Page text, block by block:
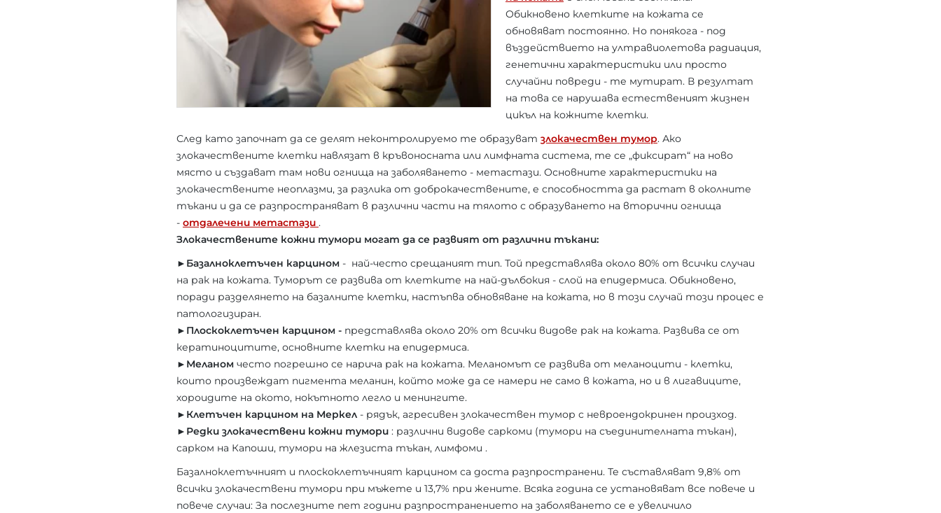
Обикновено клетките на кожата се
обновяват постоянно. Но понякога - под
въздействието на ултравиолетова радиация,
генетични характеристики или просто
случайни повреди - те мутират. В резултат
на това се нарушава естественият жизнен
цикъл на кожните клетки.
След като започнат да се делят неконтролируемо те образуват злокачествен тумор. Ако
злокачествените клетки навлязат в кръвоносната или лимфната система, те се „фиксират“ на ново
място и създават там нови огнища на заболяването - метастази. Основните характеристики на
злокачествените неоплазми, за разлика от доброкачествените, е способността да растат в околните
тъкани и да се разпространяват в различни части на тялото с образуването на вторични огнища
- отдалечени метастази .
Злокачествените кожни тумори могат да се развият от различни тъкани:
►Базалноклетъчен карцином - най-често срещаният тип. Той представлява около 80% от всички случаи
на рак на кожата. Туморът се развива от клетките на най-дълбокия - слой на епидермиса. Обикновено,
поради разделянето на базалните клетки, настъпва обновяване на кожата, но в този случай този процес е
патологизиран.
►Плоскоклетъчен карцином - представлява около 20% от всички видове рак на кожата. Развива се от
кератиноцитите, основните клетки на епидермиса.
►Меланом често погрешно се нарича рак на кожата. Меланомът се развива от меланоцити - клетки,
които произвеждат пигмента меланин, който може да се намери не само в кожата, но и в лигавиците,
хороидите на окото, нокътното легло и менингите.
►Клетъчен карцином на Меркел - рядък, агресивен злокачествен тумор с невроендокринен произход.
►Редки злокачествени кожни тумори : различни видове саркоми (тумори на съединителната тъкан),
сарком на Капоши, тумори на жлезиста тъкан, лимфоми .
Базалноклетъчният и плоскоклетъчният карцином са доста разпространени. Те съставляват 9,8% от
всички злокачествени тумори при мъжете и 13,7% при жените. Всяка година се установяват все повече и
повече случаи: За послезните пет години разпространението на заболяването се е увеличило